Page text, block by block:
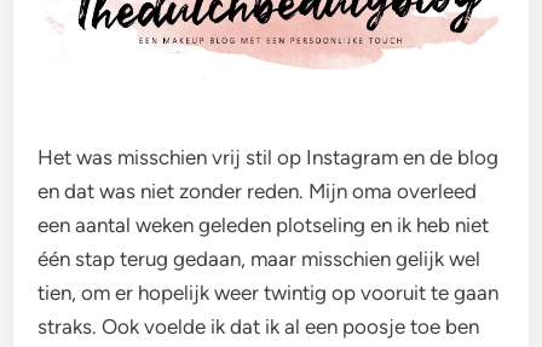
Het was misschien vrij stil op Instagram en de blog
en dat was niet zonder reden. Mijn oma overleed
een aantal weken geleden plotseling en ik heb niet
één stap terug gedaan, maar misschien gelijk wel
tien, om er hopelijk weer twintig op vooruit te gaan
straks. Ook voelde ik dat ik al een poosje toe ben